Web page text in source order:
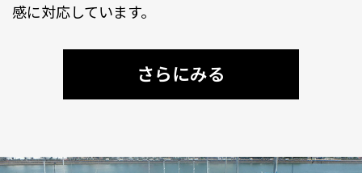
感に対応しています。
さらにみる